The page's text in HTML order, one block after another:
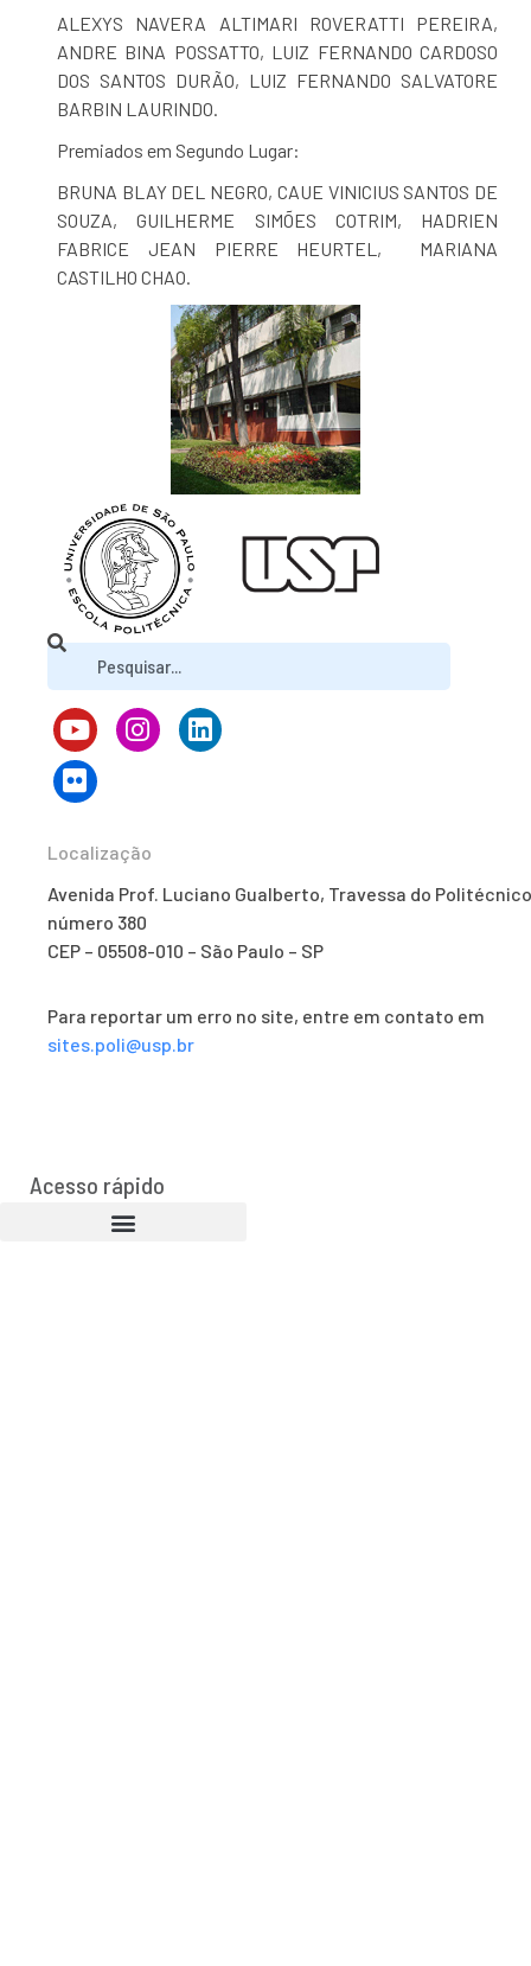
ALEXYS NAVERA ALTIMARI ROVERATTI PEREIRA,
ANDRE BINA POSSATTO, LUIZ FERNANDO CARDOSO
DOS SANTOS DURÃO, LUIZ FERNANDO SALVATORE
BARBIN LAURINDO.
Premiados em Segundo Lugar:
BRUNA BLAY DEL NEGRO, CAUE VINICIUS SANTOS DE
SOUZA, GUILHERME SIMÕES COTRIM, HADRIEN
FABRICE JEAN PIERRE HEURTEL, MARIANA
CASTILHO CHAO.
Localização
Avenida Prof. Luciano Gualberto, Travessa do
número 380
CEP – 05508-010 – São Paulo – SP
Para reportar um erro no site, entre em contato em
sites.poli@usp.br
Acesso rápido